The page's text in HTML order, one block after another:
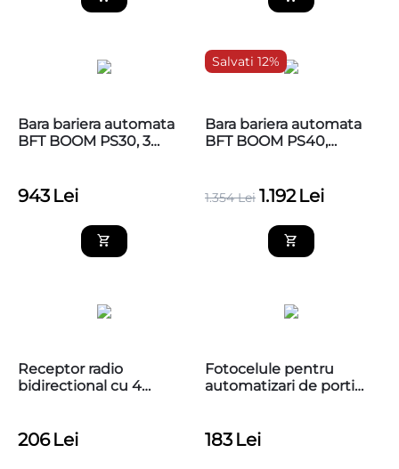
Bara bariera automata
BFT BOOM PS30, 3
Ultra 36
943 Lei
Salvati 12%
Bara bariera automata
BFT BOOM PS40,
Maxima Ultra 36
1.354 Lei 1.192 Lei
Receptor radio
bidirectional cu 4
206 Lei
Fotocelule pentru
automatizari de porti
183 Lei